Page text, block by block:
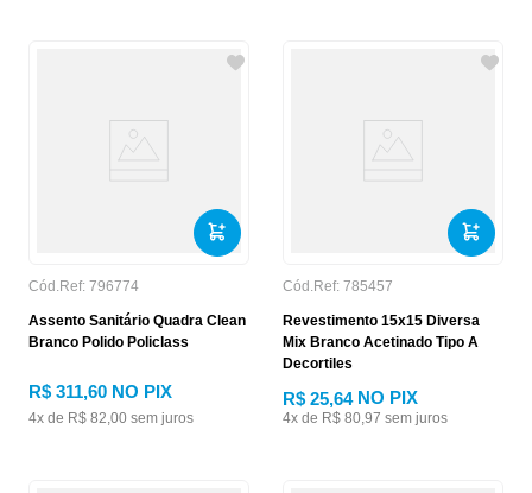
Cód.Ref: 796774
Assento Sanitário Quadra Clean
Branco Polido Policlass
R$ 311,60 NO PIX
4x de R$ 82,00 sem juros
Cód.Ref: 785457
Revestimento 15x15 Diversa
Mix Branco Acetinado Tipo A
Decortiles
R$ 25,64 NO PIX
4x de R$ 80,97 sem juros